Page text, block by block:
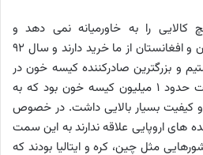
کالایی را به خاورمیانه نمی دهد و
کشورهایی مانند عراق، پاکستان و افغانستان از ما خرید دارند و سال 92
و بزرگترین صادرکننده کیسه خون در
کشور بودیم. حجم این صادرات حدود 1 میلیون کیسه خون بود که به
و کیفیت بسیار بالایی داشت. در خصوص
های اروپایی علاقه ندارند به این سمت
مثل چین، کره و ایتالیا بودند که